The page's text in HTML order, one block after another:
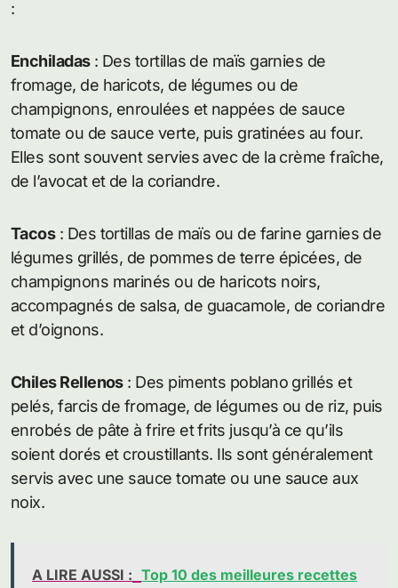
:
Enchiladas: Des tortillas de maïs garnies de
fromage, de haricots, de légumes ou de
champignons, enroulées et nappées de sauce
tomate ou de sauce verte, puis gratinées au four.
Elles sont souvent servies avec de la crème fraîche,
de l’avocat et de la coriandre.
Tacos: Des tortillas de maïs ou de farine garnies de
légumes grillés, de pommes de terre épicées, de
champignons marinés ou de haricots noirs,
accompagnés de salsa, de guacamole, de coriandre
et d’oignons.
Chiles Rellenos: Des piments poblano grillés et
pelés, farcis de fromage, de légumes ou de riz, puis
enrobés de pâte à frire et frits jusqu’à ce qu’ils
soient dorés et croustillants. Ils sont généralement
servis avec une sauce tomate ou une sauce aux
noix.
A LIRE AUSSI : Top 10 des meilleures recettes